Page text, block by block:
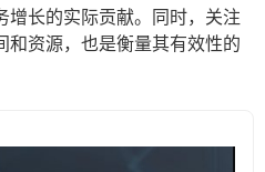
增长的实际贡献。同时，关注
和资源，也是衡量其有效性的